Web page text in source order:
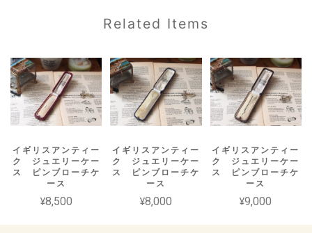
Related Items
イギリスアンティー
ク ジュエリーケー
ス ピンブローチケ
ース
¥8,500
イギリスアンティー
ク ジュエリーケー
ス ピンブローチケ
ース
¥8,000
イギリスアンティー
ク ジュエリーケー
ス ピンブローチケ
ース
¥9,000